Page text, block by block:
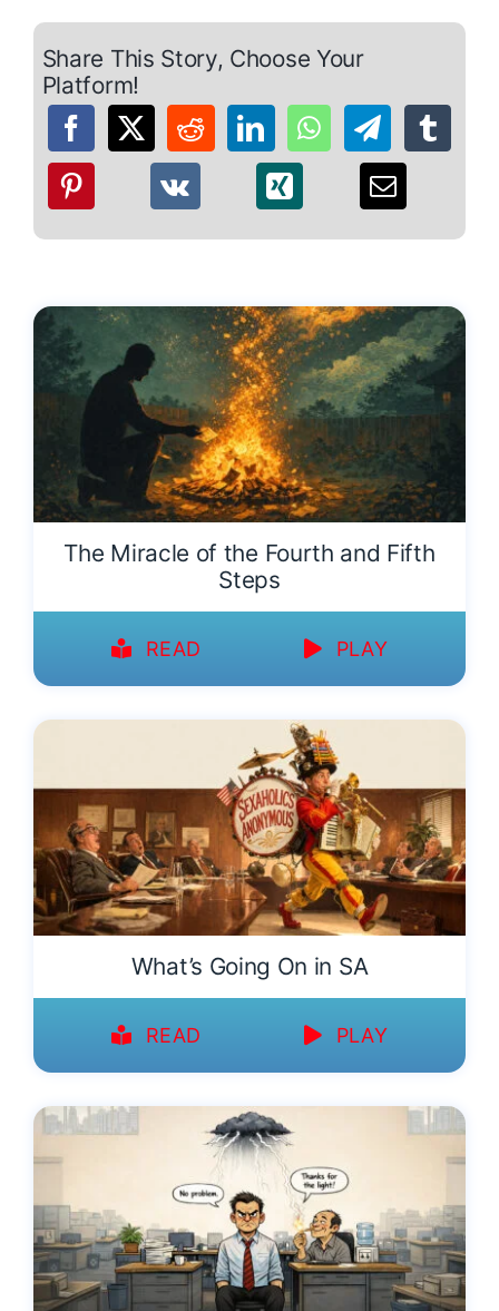
Share This Story, Choose Your
Platform!
The Miracle of the Fourth and Fifth
Steps
READ PLAY
What’s Going On in SA
READ PLAY